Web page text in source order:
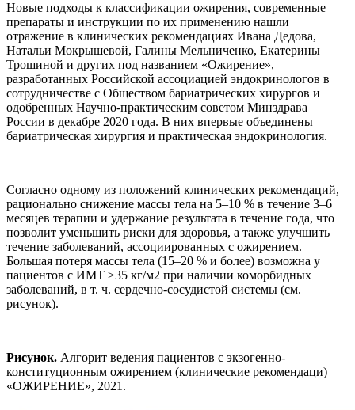
Новые подходы к классификации ожирения, современные
препараты и инструкции по их применению нашли
отражение в клинических рекомендациях Ивана Дедова,
Натальи Мокрышевой, Галины Мельниченко, Екатерины
Трошиной и других под названием «Ожирение»,
разработанных Российской ассоциацией эндокринологов в
сотрудничестве с Обществом бариатрических хирургов и
одобренных Научно-практическим советом Минздрава
России в декабре 2020 года. В них впервые объединены
бариатрическая хирургия и практическая эндокринология.
Согласно одному из положений клинических рекомендаций,
рационально снижение массы тела на 5–10 % в течение 3–6
месяцев терапии и удержание результата в течение года, что
позволит уменьшить риски для здоровья, а также улучшить
течение заболеваний, ассоциированных с ожирением.
Большая потеря массы тела (15–20 % и более) возможна у
пациентов с ИМТ ≥35 кг/м2 при наличии коморбидных
заболеваний, в т. ч. сердечно-сосудистой системы (см.
рисунок).
Рисунок. Алгорит ведения пациентов с экзогенно-
конституционным ожирением (клинические рекомендаци)
«ОЖИРЕНИЕ», 2021.